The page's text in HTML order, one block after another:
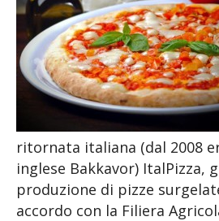
ritornata italiana (dal 2008
inglese Bakkavor) ItalPizza,
produzione di pizze
accordo con la Filiera